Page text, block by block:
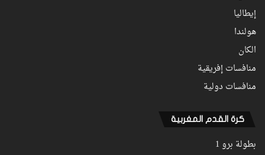
إيطاليا
هولندا
الكان
منافسات إفريقية
منافسات دولية
كرة القدم المغربية
بطولة برو 1